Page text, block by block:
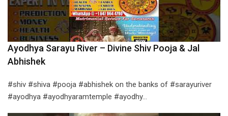
Ayodhya Sarayu River – Divine Shiv Pooja & Jal
Abhishek
#shiv #shiva #pooja #abhishek on the banks of #sarayuriver
#ayodhya #ayodhyaramtemple #ayodhy…